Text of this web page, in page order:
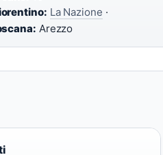
La Nazione ·
Arezzo